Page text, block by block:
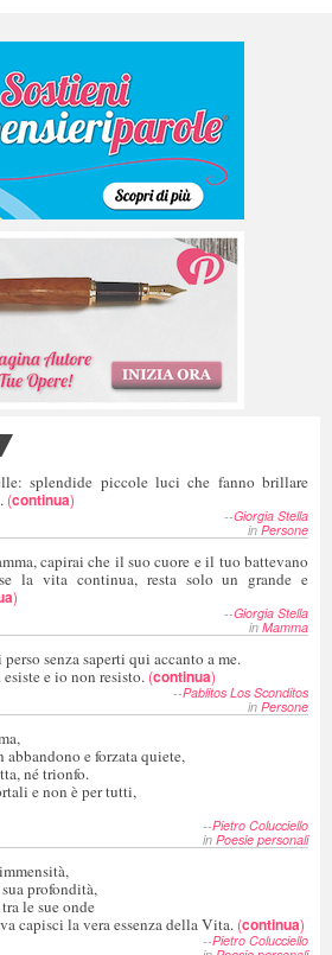
splendide piccole luci che fanno brillare
(continua)
--Giorgia Stella
in Persone
capirai che il suo cuore e il tuo battevano
la vita continua, resta solo un grande e
)
--Giorgia Stella
in Mamma
senza saperti qui accanto a me.
e io non resisto. (continua)
--Pablitos Los Sconditos
in Persone
abbandono e forzata quiete,
né trionfo.
e non è per tutti,
--Pietro Colucciello
in Poesie personali
profondità,
le sue onde
capisci la vera essenza della Vita. (continua)
--Pietro Colucciello